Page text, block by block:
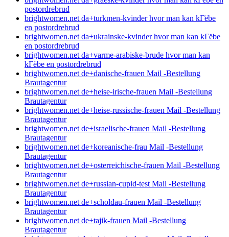
postordrebrud
brightwomen.net da+turkmen-kvinder hvor man kan kГёbe
en postordrebrud
brightwomen.net da+ukrainske-kvinder hvor man kan kГёbe
en postordrebrud
brightwomen.net da+varme-arabiske-brude hvor man kan
kГёbe en postordrebrud
brightwomen.net de+danische-frauen Mail -Bestellung
Brautagentur
brightwomen.net de+heise-irische-frauen Mail -Bestellung
Brautagentur
brightwomen.net de+heise-russische-frauen Mail -Bestellung
Brautagentur
brightwomen.net de+israelische-frauen Mail -Bestellung
Brautagentur
brightwomen.net de+koreanische-frau Mail -Bestellung
Brautagentur
brightwomen.net de+osterreichische-frauen Mail -Bestellung
Brautagentur
brightwomen.net de+russian-cupid-test Mail -Bestellung
Brautagentur
brightwomen.net de+scholdau-frauen Mail -Bestellung
Brautagentur
brightwomen.net de+tajik-frauen Mail -Bestellung
Brautagentur